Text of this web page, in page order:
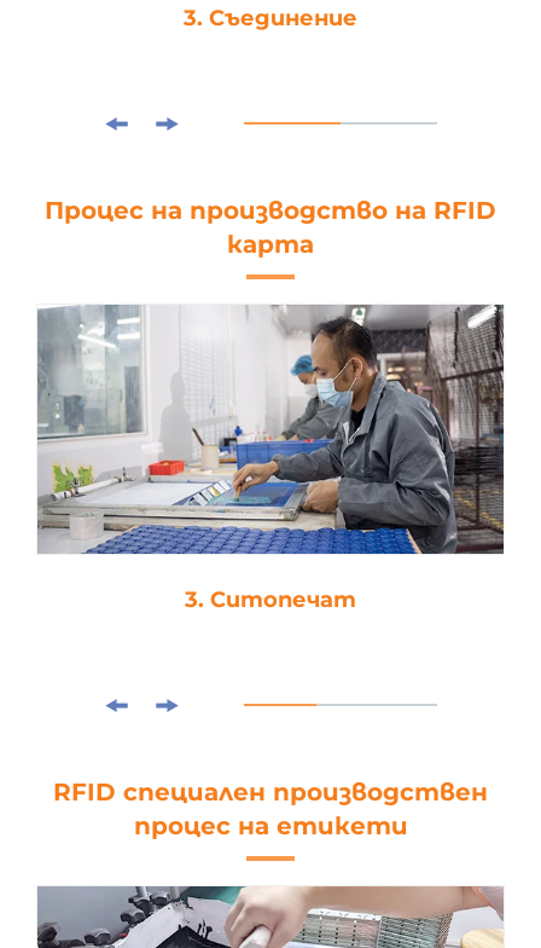
3. Съединение
Процес на производство на RFID
карта
3. Ситопечат
RFID специален производствен
процес на етикети